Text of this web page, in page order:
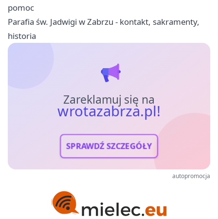
pomoc
Parafia św. Jadwigi w Zabrzu - kontakt, sakramenty,
historia
Zareklamuj się na
wrotazabrza.pl!
SPRAWDŹ SZCZEGÓŁY
autopromocja